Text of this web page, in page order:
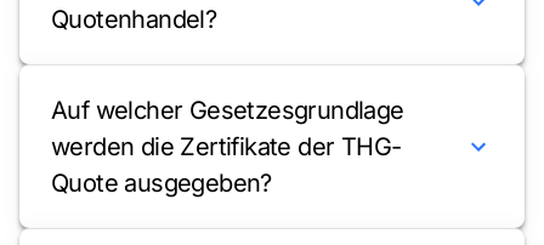
Quotenhandel?
Auf welcher Gesetzesgrundlage
werden die Zertifikate der THG-
Quote ausgegeben?